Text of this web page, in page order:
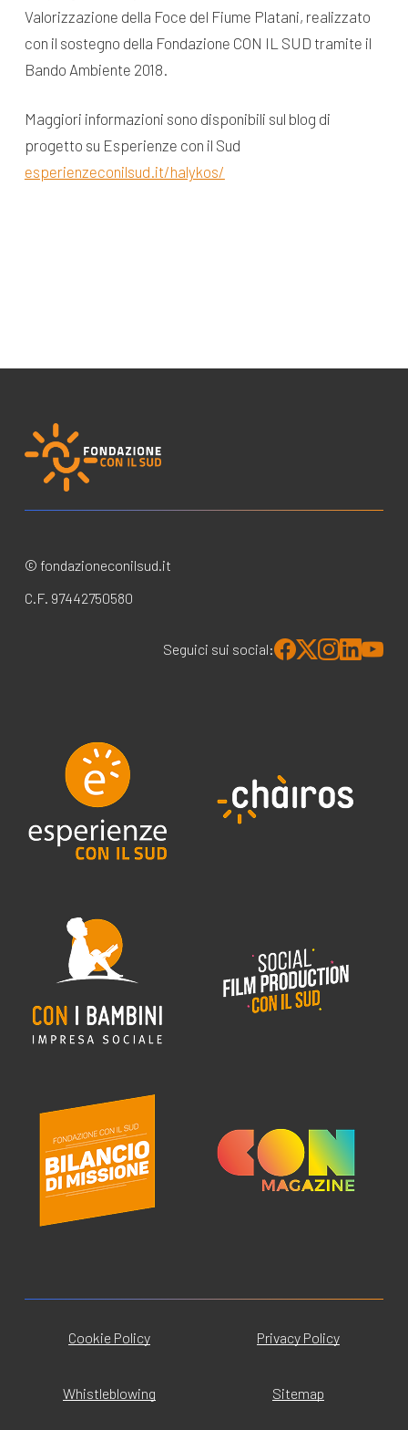
Valorizzazione della Foce del Fiume Platani, realizzato
con il sostegno della Fondazione CON IL SUD tramite il
Bando Ambiente 2018.
Maggiori informazioni sono disponibili sul blog di
progetto su Esperienze con il Sud
esperienzeconilsud.it/halykos/
© fondazioneconilsud.it
C.F. 97442750580
Seguici sui social:
Cookie Policy Privacy Policy
Whistleblowing Sitemap